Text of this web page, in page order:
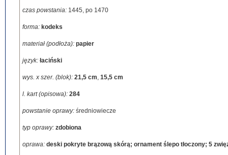
czas powstania: 1445, po 1470
forma: kodeks
materiał (podłoża): papier
język: łaciński
wys. x szer. (blok): 21,5 cm, 15,5 cm
l. kart (opisowa): 284
powstanie oprawy: średniowiecze
typ oprawy: zdobiona
oprawa: deski pokryte brązową skórą; ornament ślepo tłoczony; 5